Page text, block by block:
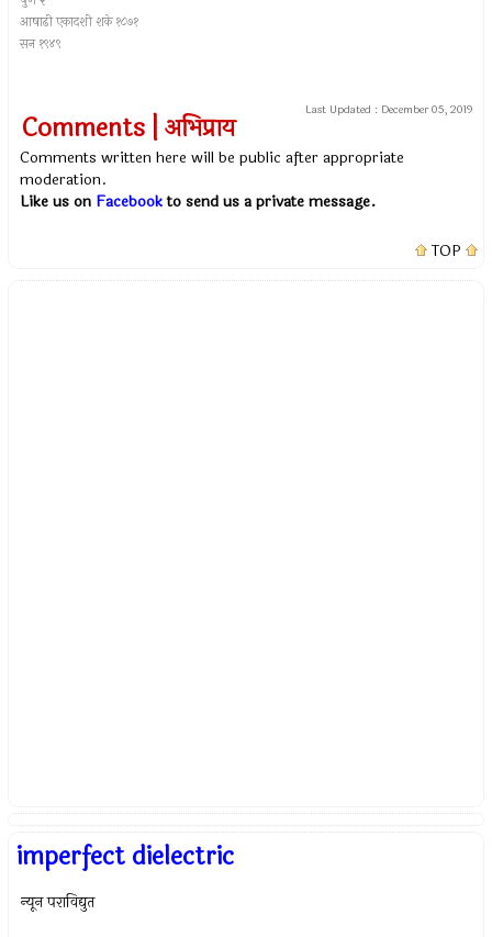
आषाढी एकादशी शके १८७१
सन १९४९
Last Updated : December 05, 2019
Comments | अभिप्राय
Comments written here will be public after appropriate
moderation.
Like us on Facebookto send us a private message.
TOP
imperfect dielectric
न्यून पराविद्युत